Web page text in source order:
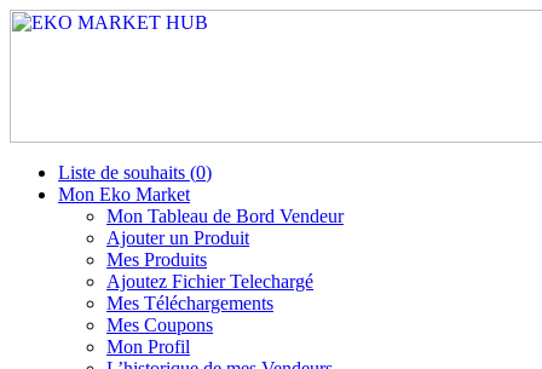
Liste de souhaits (0)
Mon Eko Market
Mon Tableau de Bord Vendeur
Ajouter un Produit
Mes Produits
Ajoutez Fichier Telechargé
Mes Téléchargements
Mes Coupons
Mon Profil